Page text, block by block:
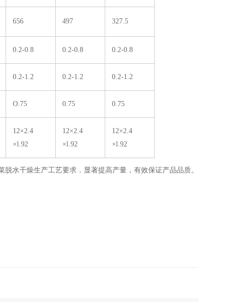
656 497 327.5
0.2-0.8 0.2-0.8 0.2-0.8
0.2-1.2 0.2-1.2 0.2-1.2
O.75 0.75 0.75
12×2.4
×l.92
12×2.4
×l.92
12×2.4
×l.92
水干燥生产工艺要求．显著提高产量，有效保证产品品质。